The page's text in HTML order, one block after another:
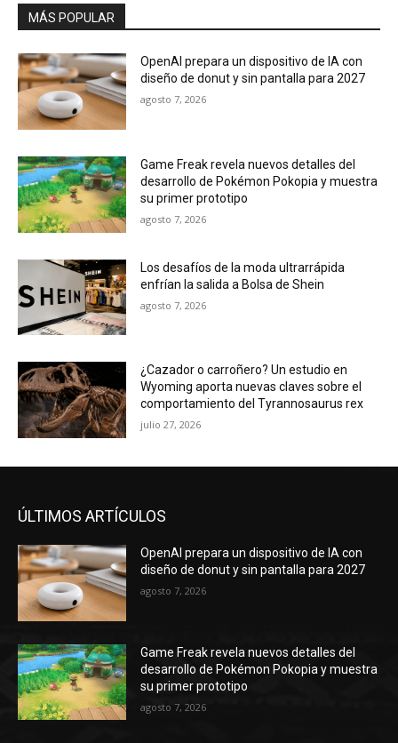
MÁS POPULAR
OpenAI prepara un dispositivo de IA con
diseño de donut y sin pantalla para 2027
agosto 7, 2026
Game Freak revela nuevos detalles del
desarrollo de Pokémon Pokopia y muestra
su primer prototipo
agosto 7, 2026
Los desafíos de la moda ultrarrápida
enfrían la salida a Bolsa de Shein
agosto 7, 2026
¿Cazador o carroñero? Un estudio en
Wyoming aporta nuevas claves sobre el
comportamiento del Tyrannosaurus rex
julio 27, 2026
ÚLTIMOS ARTÍCULOS
OpenAI prepara un dispositivo de IA con
diseño de donut y sin pantalla para 2027
agosto 7, 2026
Game Freak revela nuevos detalles del
desarrollo de Pokémon Pokopia y muestra
su primer prototipo
agosto 7, 2026